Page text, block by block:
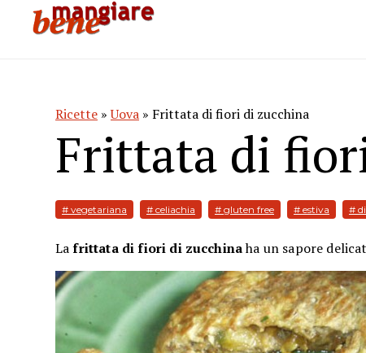
Ricette »Uova » Frittata di fiori di zucchina
Frittata di
# vegetariana # celiachia # gluten free # estiva #
Lafrittata di fiori di zucchinaha un sapore